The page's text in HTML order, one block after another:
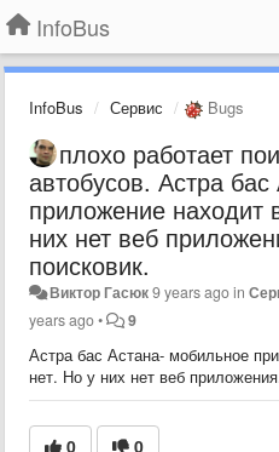
InfoBus
InfoBus Сервис Bugs
плохо работает
автобусов. Астра
приложение находит
них нет веб
поисковик.
Виктор Гасюк9 years agoin
years ago• 9
Астра бас Астана- мобильное
нет. Но у них нет веб
0 0